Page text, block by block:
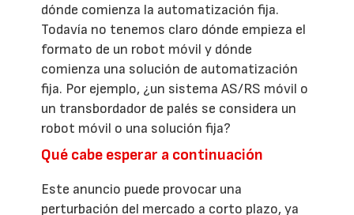
dónde comienza la automatización fija.
Todavía no tenemos claro dónde empieza el
formato de un robot móvil y dónde
comienza una solución de automatización
fija. Por ejemplo, ¿un sistema AS/RS móvil o
un transbordador de palés se considera un
robot móvil o una solución fija?
Qué cabe esperar a continuación
Este anuncio puede provocar una
perturbación del mercado a corto plazo, ya